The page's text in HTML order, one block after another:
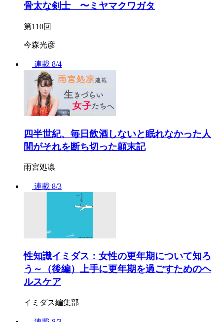
骨太な剣士 〜ミヤマクワガタ
第110回
今森光彦
連載 8/4
四半世紀、毎日飲酒しないと眠れなかった人
間がそれを断ち切った顛末記
雨宮処凛
連載 8/3
性知識イミダス：女性の更年期について知ろ
う～（後編）上手に更年期を過ごすためのヘ
ルスケア
イミダス編集部